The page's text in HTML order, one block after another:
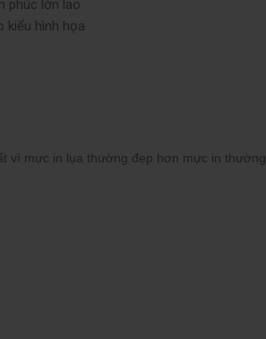
phúc lớn lao
kiểu hình họa
vì mực in lụa thường đẹp hơn mực in thường.